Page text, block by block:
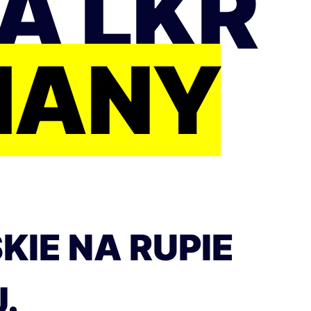
NA RUPIE